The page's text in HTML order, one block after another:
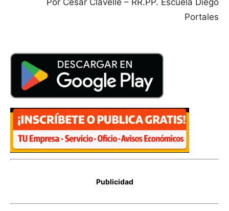
Por César Clavelle – RR.PP. Escuela Diego
Portales
Publicidad